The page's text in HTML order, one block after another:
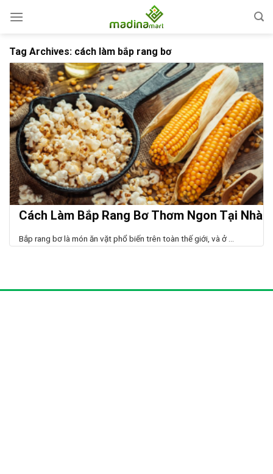
Tag Archives: cách làm bắp rang bơ
Cách Làm Bắp Rang Bơ Thơm Ngon Tại Nhà
Bắp rang bơ là món ăn vặt phổ biến trên toàn thế giới, và ở ...